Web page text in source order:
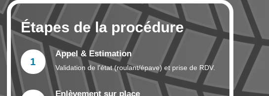
Étapes de la procédure
1
Appel & Estimation
Validation de l'état (roulant/épave) et prise de RDV.
Enlèvement sur place